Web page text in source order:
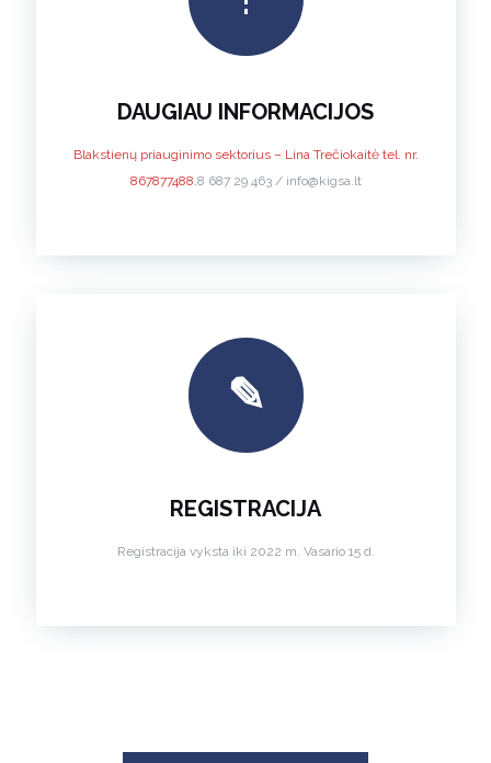
DAUGIAU INFORMACIJOS
Blakstienų priauginimo sektorius – Lina Trečiokaitė tel. nr.
867877488.8 687 29 463 / info@kigsa.lt
✎
REGISTRACIJA
Registracija vyksta iki 2022 m. Vasario 15 d.